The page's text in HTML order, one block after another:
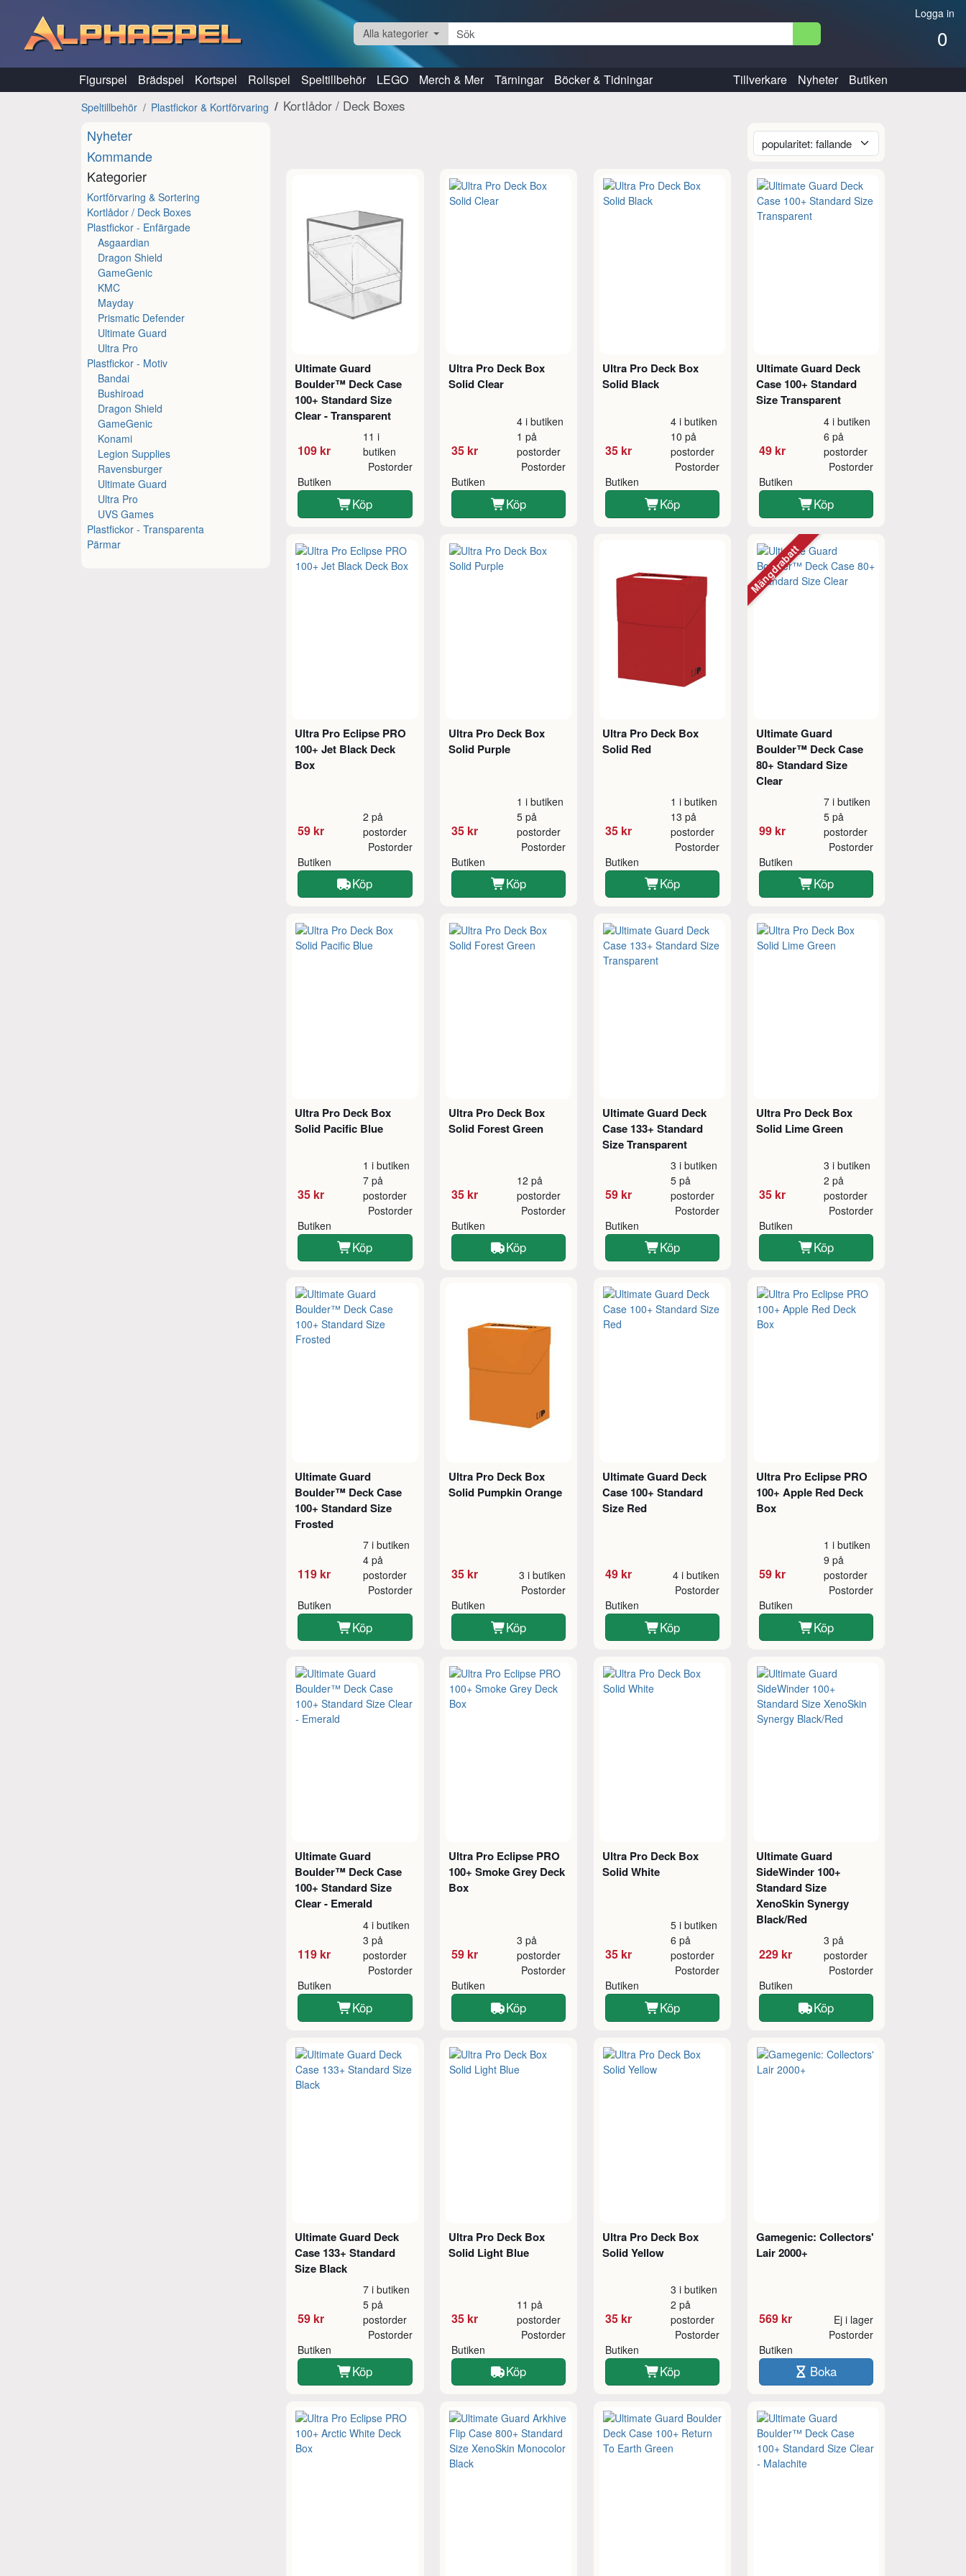
Logga in
0
Alla kategorier
Figurspel Brädspel Kortspel Rollspel Speltillbehör LEGO Merch & Mer Tärningar Böcker & Tidningar Tillverkare Nyheter Butiken
Speltillbehör Plastfickor & Kortförvaring Kortlådor / Deck Boxes
Nyheter
Kommande
Kategorier
Kortförvaring & Sortering
Kortlådor / Deck Boxes
Plastfickor - Enfärgade
Asgaardian
Dragon Shield
GameGenic
KMC
Mayday
Prismatic Defender
Ultimate Guard
Ultra Pro
Plastfickor - Motiv
Bandai
Bushiroad
Dragon Shield
GameGenic
Konami
Legion Supplies
Ravensburger
Ultimate Guard
Ultra Pro
UVS Games
Plastfickor - Transparenta
Pärmar
Ultimate Guard
Boulder™ Deck Case
100+ Standard Size
Clear - Transparent
109 kr
11 i
butiken
Butiken
Postorder
Köp
Ultra Pro Deck Box
Solid Clear
35 kr
4 i butiken
1 på
postorder
Butiken
Postorder
Köp
Ultra Pro Deck Box
Solid Black
35 kr
4 i butiken
10 på
postorder
Butiken
Postorder
Köp
Ultimate Guard Deck
Case 100+ Standard
Size Transparent
49 kr
4 i butiken
6 på
postorder
Butiken
Postorder
Köp
Ultra Pro Eclipse PRO
100+ Jet Black Deck
Box
59 kr
2 på
postorder
Butiken
Postorder
Köp
Ultra Pro Deck Box
Solid Purple
35 kr
1 i butiken
5 på
postorder
Butiken
Postorder
Köp
Ultra Pro Deck Box
Solid Red
35 kr
1 i butiken
13 på
postorder
Butiken
Postorder
Köp
Ultimate Guard
Boulder™ Deck Case
80+ Standard Size
Clear
99 kr
7 i butiken
5 på
postorder
Butiken
Postorder
Köp
Mängdrabatt
Ultra Pro Deck Box
Solid Pacific Blue
35 kr
1 i butiken
7 på
postorder
Butiken
Postorder
Köp
Ultra Pro Deck Box
Solid Forest Green
35 kr
12 på
postorder
Butiken
Postorder
Köp
Ultimate Guard Deck
Case 133+ Standard
Size Transparent
59 kr
3 i butiken
5 på
postorder
Butiken
Postorder
Köp
Ultra Pro Deck Box
Solid Lime Green
35 kr
3 i butiken
2 på
postorder
Butiken
Postorder
Köp
Ultimate Guard
Boulder™ Deck Case
100+ Standard Size
Frosted
119 kr
7 i butiken
4 på
postorder
Butiken
Postorder
Köp
Ultra Pro Deck Box
Solid Pumpkin Orange
35 kr 3 i butiken
Butiken
Postorder
Köp
Ultimate Guard Deck
Case 100+ Standard
Size Red
49 kr 4 i butiken
Butiken
Postorder
Köp
Ultra Pro Eclipse PRO
100+ Apple Red Deck
Box
59 kr
1 i butiken
9 på
postorder
Butiken
Postorder
Köp
Ultimate Guard
Boulder™ Deck Case
100+ Standard Size
Clear - Emerald
119 kr
4 i butiken
3 på
postorder
Butiken
Postorder
Köp
Ultra Pro Eclipse PRO
100+ Smoke Grey Deck
Box
59 kr
3 på
postorder
Butiken
Postorder
Köp
Ultra Pro Deck Box
Solid White
35 kr
5 i butiken
6 på
postorder
Butiken
Postorder
Köp
Ultimate Guard
SideWinder 100+
Standard Size
XenoSkin Synergy
Black/Red
229 kr
3 på
postorder
Butiken
Postorder
Köp
Ultimate Guard Deck
Case 133+ Standard
Size Black
59 kr
7 i butiken
5 på
postorder
Butiken
Postorder
Köp
Ultra Pro Deck Box
Solid Light Blue
35 kr
11 på
postorder
Butiken
Postorder
Köp
Ultra Pro Deck Box
Solid Yellow
35 kr
3 i butiken
2 på
postorder
Butiken
Postorder
Köp
Gamegenic: Collectors'
Lair 2000+
569 kr Ej i lager
Butiken
Postorder
Boka